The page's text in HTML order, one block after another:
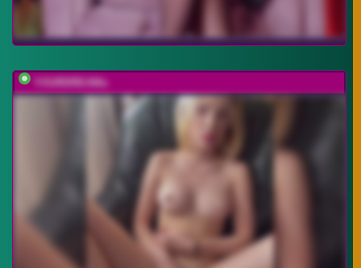
YOURDREAMa